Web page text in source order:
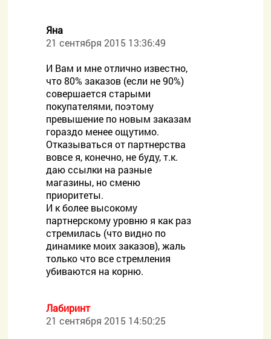
Яна
21 сентября 2015 13:36:49
И Вам и мне отлично известно,
что 80% заказов (если не 90%)
совершается старыми
покупателями, поэтому
превышение по новым заказам
гораздо менее ощутимо.
Отказываться от партнерства
вовсе я, конечно, не буду, т.к.
даю ссылки на разные
магазины, но сменю
приоритеты.
И к более высокому
партнерскому уровню я как раз
стремилась (что видно по
динамике моих заказов), жаль
только что все стремления
убиваются на корню.
Лабиринт
21 сентября 2015 14:50:25